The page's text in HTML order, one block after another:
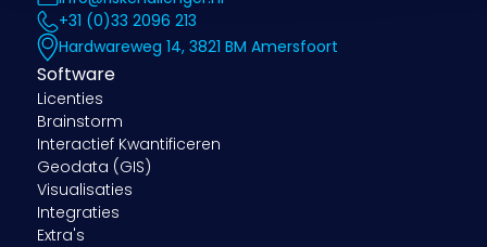
+31 (0)33 2096 213
Hardwareweg 14, 3821 BM Amersfoort
Software
Licenties
Brainstorm
Interactief Kwantificeren
Geodata (GIS)
Visualisaties
Integraties
Extra's